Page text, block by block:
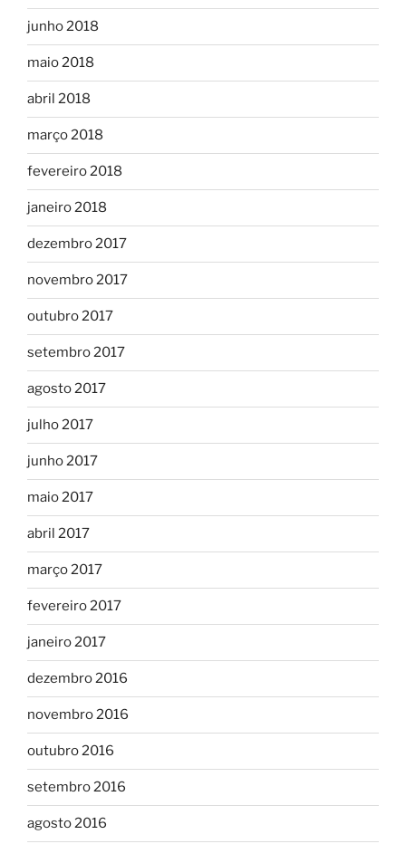
junho 2018
maio 2018
abril 2018
março 2018
fevereiro 2018
janeiro 2018
dezembro 2017
novembro 2017
outubro 2017
setembro 2017
agosto 2017
julho 2017
junho 2017
maio 2017
abril 2017
março 2017
fevereiro 2017
janeiro 2017
dezembro 2016
novembro 2016
outubro 2016
setembro 2016
agosto 2016